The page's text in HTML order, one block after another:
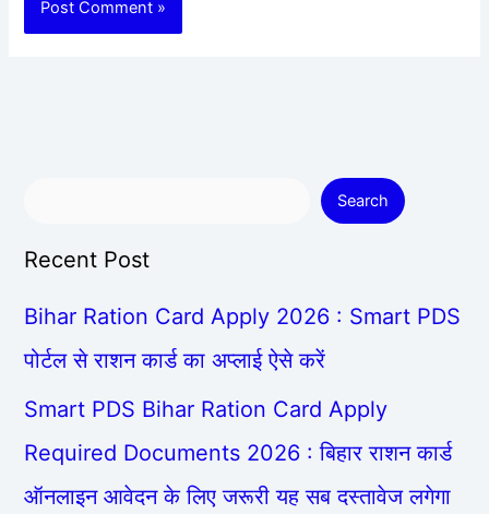
Search
Recent Post
Bihar Ration Card Apply 2026 : Smart PDS
पोर्टल से राशन कार्ड का अप्लाई ऐसे करें
Smart PDS Bihar Ration Card Apply
Required Documents 2026 : बिहार राशन कार्ड
ऑनलाइन आवेदन के लिए जरूरी यह सब दस्तावेज लगेगा